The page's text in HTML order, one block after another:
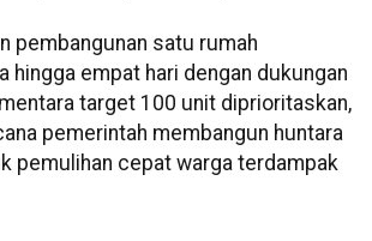
pembangunan satu rumah
hingga empat hari dengan dukungan
target 100 unit diprioritaskan,
pemerintah membangun huntara
pemulihan cepat warga terdampak